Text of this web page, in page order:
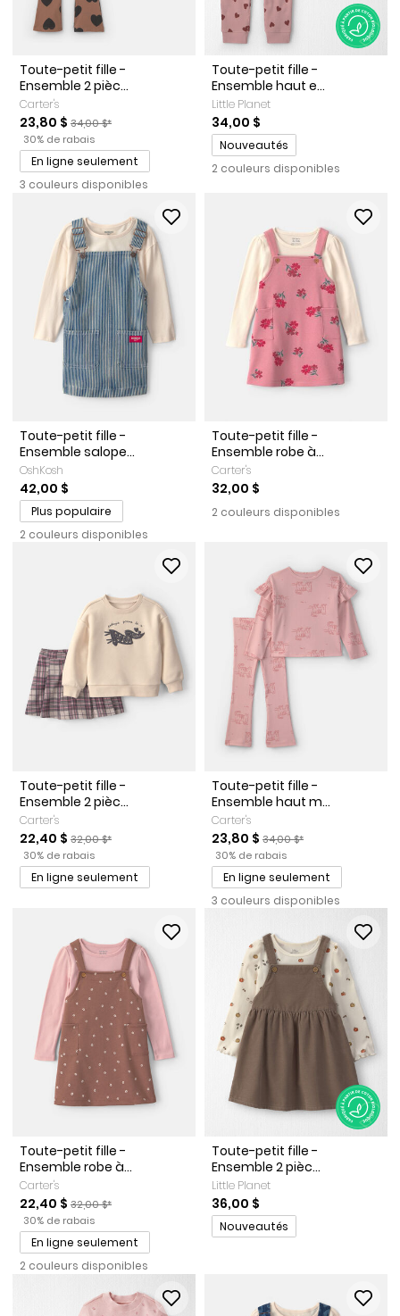
Toute-petit fille -
Ensemble 2 pièc...
Carter's
Prix de solde
23,80 $ Prix ​​de détail suggéré par le fabricant
34,00 $*
Pourcentage de rabais
30% de rabais
En ligne seulement
3 couleurs disponibles
Toute-petit fille -
Ensemble haut e...
Little Planet
34,00 $
Promotions
Nouveautés
2 couleurs disponibles
Toute-petit fille -
Ensemble salope...
OshKosh
42,00 $
Plus populaire
2 couleurs disponibles
Toute-petit fille -
Ensemble robe à...
Carter's
32,00 $
2 couleurs disponibles
Toute-petit fille -
Ensemble 2 pièc...
Carter's
Prix de solde
22,40 $ Prix ​​de détail suggéré par le fabricant
32,00 $*
Pourcentage de rabais
30% de rabais
En ligne seulement
Toute-petit fille -
Ensemble haut m...
Carter's
Prix de solde
23,80 $ Prix ​​de détail suggéré par
34,00 $*
Pourcentage de rabais
30% de rabais
En ligne seulement
3 couleurs disponibles
Toute-petit fille -
Ensemble robe à...
Carter's
Prix de solde
22,40 $ Prix ​​de détail suggéré par le fabricant
32,00 $*
Pourcentage de rabais
30% de rabais
En ligne seulement
2 couleurs disponibles
Toute-petit fille -
Ensemble 2 pièc...
Little Planet
36,00 $
Promotions
Nouveautés